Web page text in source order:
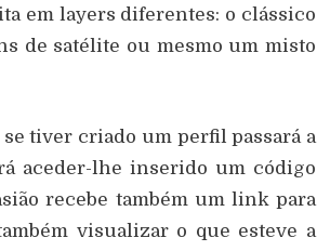
em layers diferentes: o clássico
de satélite ou mesmo um misto
tiver criado um perfil passará a
aceder-lhe inserido um código
recebe também um link para
visualizar o que esteve a